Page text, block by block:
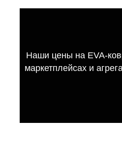
Наши цены на EVA-
маркетплейсах и